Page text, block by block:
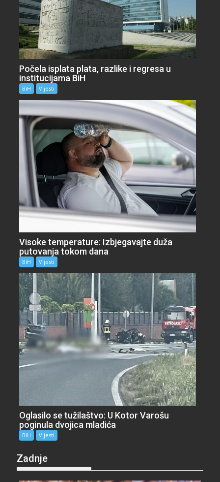
Počela isplata plata, razlike i regresa u
institucijama BiH
BiH Vijesti
Visoke temperature: Izbjegavajte duža
putovanja tokom dana
BiH Vijesti
Oglasilo se tužilaštvo: U Kotor Varošu
poginula dvojica mladića
BiH Vijesti
Zadnje